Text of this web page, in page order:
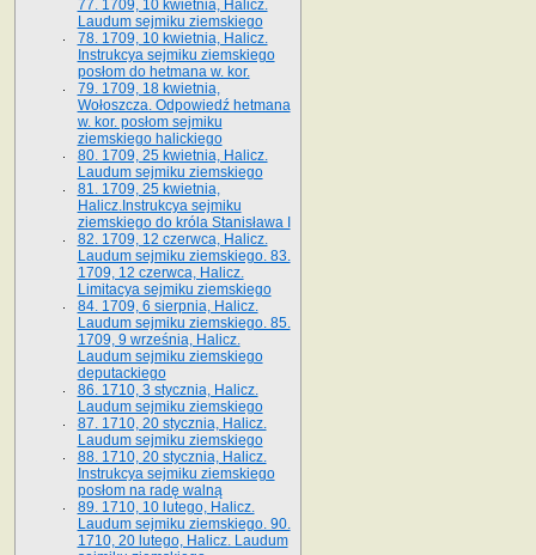
77. 1709, 10 kwietnia, Halicz.
Laudum sejmiku ziemskiego
78. 1709, 10 kwietnia, Halicz.
Instrukcya sejmiku ziemskiego
posłom do hetmana w. kor.
79. 1709, 18 kwietnia,
Wołoszcza. Odpowiedź hetmana
w. kor. posłom sejmiku
ziemskiego halickiego
80. 1709, 25 kwietnia, Halicz.
Laudum sejmiku ziemskiego
81. 1709, 25 kwietnia,
Halicz.Instrukcya sejmiku
ziemskiego do króla Stanisława I
82. 1709, 12 czerwca, Halicz.
Laudum sejmiku ziemskiego. 83.
1709, 12 czerwca, Halicz.
Limitacya sejmiku ziemskiego
84. 1709, 6 sierpnia, Halicz.
Laudum sejmiku ziemskiego. 85.
1709, 9 września, Halicz.
Laudum sejmiku ziemskiego
deputackiego
86. 1710, 3 stycznia, Halicz.
Laudum sejmiku ziemskiego
87. 1710, 20 stycznia, Halicz.
Laudum sejmiku ziemskiego
88. 1710, 20 stycznia, Halicz.
Instrukcya sejmiku ziemskiego
posłom na radę walną
89. 1710, 10 lutego, Halicz.
Laudum sejmiku ziemskiego. 90.
1710, 20 lutego, Halicz. Laudum